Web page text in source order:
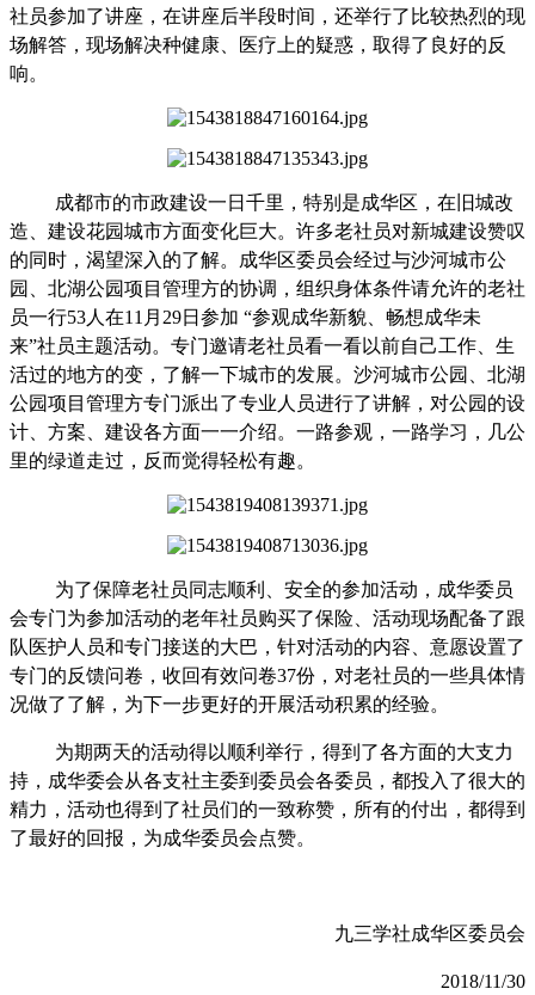
社员参加了讲座，在讲座后半段时间，还举行了比较热烈的现
场解答，现场解决种健康、医疗上的疑惑，取得了良好的反
响。
成都市的市政建设一日千里，特别是成华区，在旧城改
造、建设花园城市方面变化巨大。许多老社员对新城建设赞叹
的同时，渴望深入的了解。成华区委员会经过与沙河城市公
园、北湖公园项目管理方的协调，组织身体条件请允许的老社
员一行53人在11月29日参加 “参观成华新貌、畅想成华未
来”社员主题活动。专门邀请老社员看一看以前自己工作、生
活过的地方的变，了解一下城市的发展。沙河城市公园、北湖
公园项目管理方专门派出了专业人员进行了讲解，对公园的设
计、方案、建设各方面一一介绍。一路参观，一路学习，几公
里的绿道走过，反而觉得轻松有趣。
为了保障老社员同志顺利、安全的参加活动，成华委员
会专门为参加活动的老年社员购买了保险、活动现场配备了跟
队医护人员和专门接送的大巴，针对活动的内容、意愿设置了
专门的反馈问卷，收回有效问卷37份，对老社员的一些具体情
况做了了解，为下一步更好的开展活动积累的经验。
为期两天的活动得以顺利举行，得到了各方面的大支力
持，成华委会从各支社主委到委员会各委员，都投入了很大的
精力，活动也得到了社员们的一致称赞，所有的付出，都得到
了最好的回报，为成华委员会点赞。
九三学社成华区委员会
2018/11/30